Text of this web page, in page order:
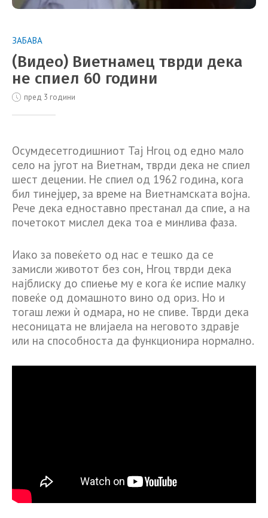
ЗАБАВА
(Видео) Виетнамец тврди дека
не спиел 60 години
пред 3 години
Осумдесетгодишниот Тај Нгоц од едно мало
село на југот на Виетнам, тврди дека не спиел
шест децении. Не спиел од 1962 година, кога
бил тинејџер, за време на Виетнамската војна.
Рече дека едноставно престанал да спие, а на
почетокот мислел дека тоа е минлива фаза.
Иако за повеќето од нас е тешко да се
замисли животот без сон, Нгоц тврди дека
најблиску до спиење му е кога ќе испие малку
повеќе од домашното вино од ориз. Но и
тогаш лежи ѝ одмара, но не спиве. Тврди дека
несоницата не влијаела на неговото здравје
или на способноста да функционира нормално.